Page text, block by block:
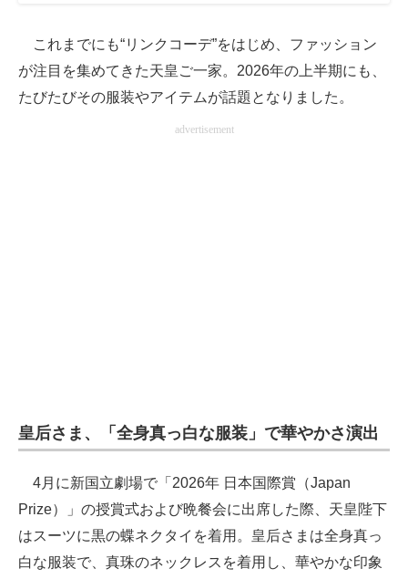
これまでにも“リンクコーデ”をはじめ、ファッション
が注目を集めてきた天皇ご一家。2026年の上半期にも、
たびたびその服装やアイテムが話題となりました。
advertisement
皇后さま、「全身真っ白な服装」で華やかさ演出
4月に新国立劇場で「2026年 日本国際賞（Japan
Prize）」の授賞式および晩餐会に出席した際、天皇陛下
はスーツに黒の蝶ネクタイを着用。皇后さまは全身真っ
白な服装で、真珠のネックレスを着用し、華やかな印象